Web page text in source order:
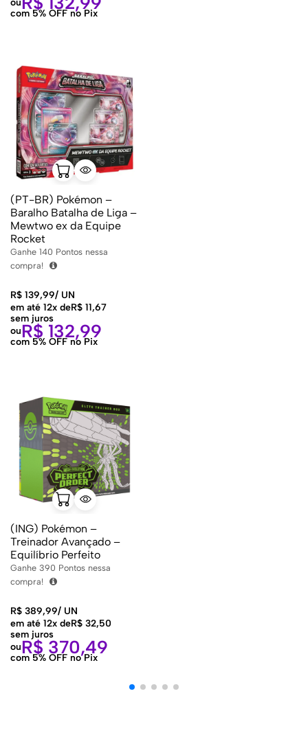
com 5% OFF no Pix
(PT-BR) Pokémon –
Baralho Batalha de Liga –
Mewtwo ex da Equipe
Rocket
Ganhe 140 Pontos nessa
compra!
R$ 139,99/ UN
em até 12x deR$ 11,67
sem juros
ouR$ 132,99
com 5% OFF no Pix
(ING) Pokémon –
Treinador Avançado –
Equilíbrio Perfeito
Ganhe 390 Pontos nessa
compra!
R$ 389,99/ UN
em até 12x deR$ 32,50
sem juros
ouR$ 370,49
com 5% OFF no Pix